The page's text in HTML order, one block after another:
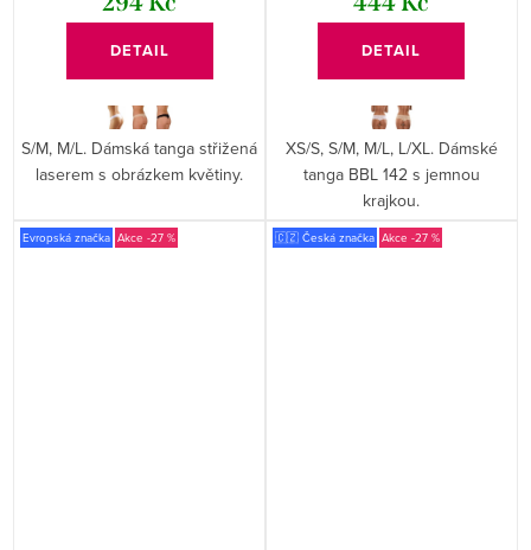
DETAIL
S/M, M/L. Dámská tanga střižená
laserem s obrázkem květiny.
DETAIL
XS/S, S/M, M/L, L/XL. Dámské
tanga BBL 142 s jemnou
krajkou.
Evropská značka -27 % 🇨🇿 Česká značka -27 %